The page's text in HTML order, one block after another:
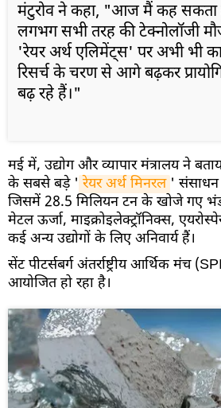
मंटुरोव ने कहा, "आज मैं कह सकता
लगभग सभी तरह की टेक्नोलॉजी
'रेयर अर्थ एलिमेंट्स' पर अभी भी
रिसर्च के चरण से आगे बढ़कर
बढ़ रहे हैं।"
मई में, उद्योग और व्यापार मंत्रालय ने
के सबसे बड़े ' रेयर अर्थ मिनरल '
जिसमें 28.5 मिलियन टन के खोजे गए
मेटल ऊर्जा, माइक्रोइलेक्ट्रॉनिक्स,
कई अन्य उद्योगों के लिए अनिवार्य हैं।
सेंट पीटर्सबर्ग अंतर्राष्ट्रीय आर्थिक मंच
आयोजित हो रहा है।